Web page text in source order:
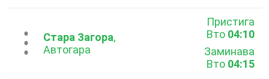
...Стара Загора,
Автогара
Пристига
Вто 04:10
Заминава
Вто 04:15